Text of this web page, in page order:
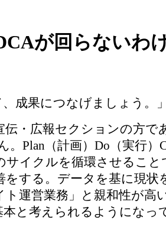
が回らないわ
、成果につなげましょう。
伝・広報セクションの方で
。Plan（計画）Do（実行）
サイクルを循環させること
をする。データを基に現状
ト運営業務」と親和性が高
本と考えられるようになっ